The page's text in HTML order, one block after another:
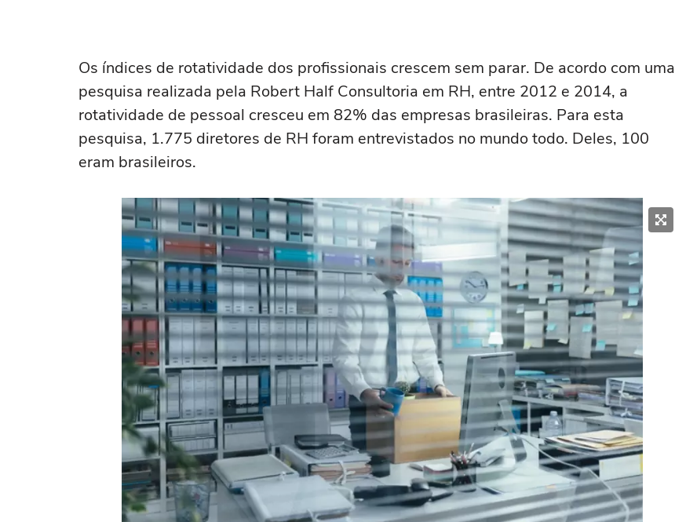
Os índices de rotatividade dos profissionais crescem sem parar. De acordo com uma
pesquisa realizada pela Robert Half Consultoria em RH, entre 2012 e 2014, a
rotatividade de pessoal cresceu em 82% das empresas brasileiras. Para esta
pesquisa, 1.775 diretores de RH foram entrevistados no mundo todo. Deles, 100
eram brasileiros.